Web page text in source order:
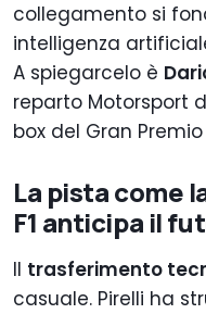
collegamento si
intelligenza
A spiegarcelo è
reparto Motorsport
box del Gran
La pista come
F1 anticipa il
Il trasferimento
casuale. Pirelli ha